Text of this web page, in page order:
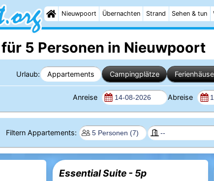
Nieuwpoort Übernachten Strand Sehen & tun
5 Personen in Nieuwpoort
Urlaub: Appartements Campingplätze
Anreise Abreise
Filtern Appartements:
Essential Suite - 5p